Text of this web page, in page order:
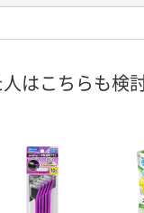
ゴへ カ
はこちらも検